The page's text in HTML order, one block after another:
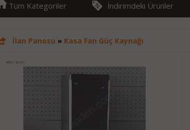
Tüm Kategoriler İndirimdeki Ürünler
İlan Panosu » Kasa Fan Güç Kaynağı